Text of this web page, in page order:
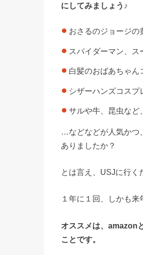
にしてみましょう♪
おさるのジョージの
スパイダーマン、
白髪のおばあちゃん
シザーハンズコスプ
サルや牛、昆虫など
…などなどが人気かつ
ありましたか？
とは言え、USJに行く
１年に１回、しかも
オススメは、amazon
ことです。